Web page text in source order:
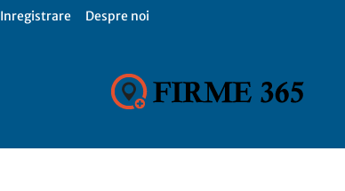
Inregistrare Despre noi